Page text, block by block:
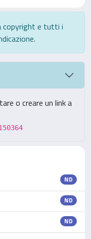
copyright e tutti i
o creare un link a
ND
ND
ND